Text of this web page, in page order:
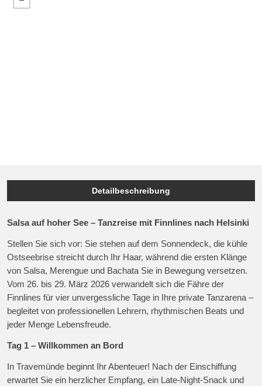
Detailbeschreibung
Salsa auf hoher See – Tanzreise mit Finnlines nach Helsinki
Stellen Sie sich vor: Sie stehen auf dem Sonnendeck, die kühle
Ostseebrise streicht durch Ihr Haar, während die ersten Klänge
von Salsa, Merengue und Bachata Sie in Bewegung versetzen.
Vom 26. bis 29. März 2026 verwandelt sich die Fähre der
Finnlines für vier unvergessliche Tage in Ihre private Tanzarena –
begleitet von professionellen Lehrern, rhythmischen Beats und
jeder Menge Lebensfreude.
Tag 1 – Willkommen an Bord
In Travemünde beginnt Ihr Abenteuer! Nach der Einschiffung
erwartet Sie ein herzlicher Empfang, ein Late-Night-Snack und